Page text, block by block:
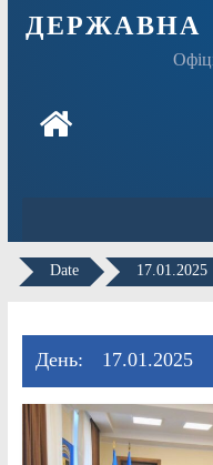
державна
Date 17.01.2025
День: 17.01.2025